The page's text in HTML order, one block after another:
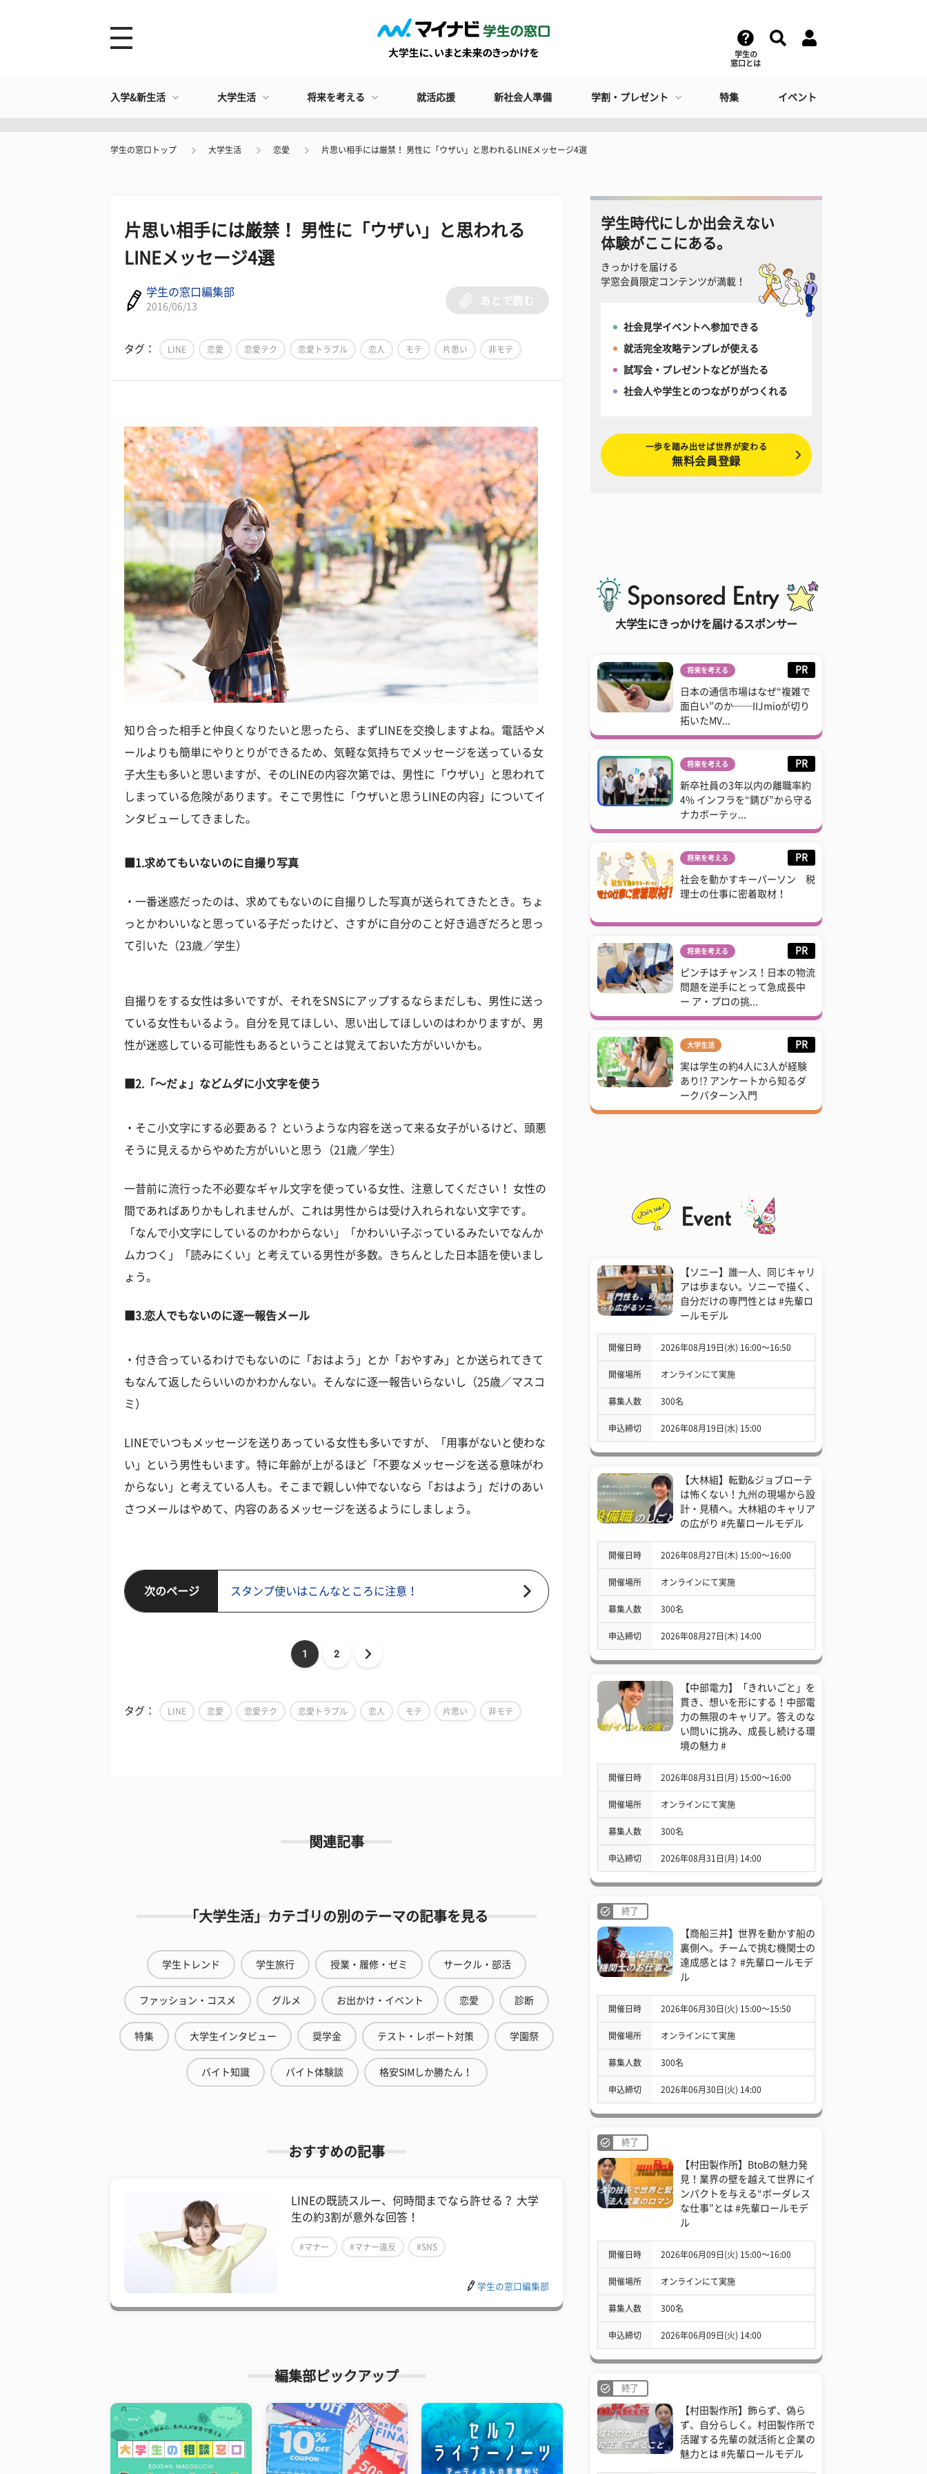
学生の
窓口とは
入学&新生活 大学生活 将来を考える 就活応援 新社会人準備 学割・プレゼント 特集 イベント
学生の窓口トップ 大学生活 恋愛 片思い相手には厳禁！ 男性に「ウザい」と思われるLINEメッセージ4選
片思い相手には厳禁！ 男性に「ウザい」と思われる
LINEメッセージ4選
学生の窓口編集部
2016/06/13
あとで読む
タグ： LINE 恋愛 恋愛テク 恋愛トラブル 恋人 モテ 片思い 非モテ
知り合った相手と仲良くなりたいと思ったら、まずLINEを交換しますよね。電話やメ
ールよりも簡単にやりとりができるため、気軽な気持ちでメッセージを送っている女
子大生も多いと思いますが、そのLINEの内容次第では、男性に「ウザい」と思われて
しまっている危険があります。そこで男性に「ウザいと思うLINEの内容」についてイ
ンタビューしてきました。
■1.求めてもいないのに自撮り写真
・一番迷惑だったのは、求めてもないのに自撮りした写真が送られてきたとき。ちょ
っとかわいいなと思っている子だったけど、さすがに自分のこと好き過ぎだろと思っ
て引いた（23歳／学生）
自撮りをする女性は多いですが、それをSNSにアップするならまだしも、男性に送っ
ている女性もいるよう。自分を見てほしい、思い出してほしいのはわかりますが、男
性が迷惑している可能性もあるということは覚えておいた方がいいかも。
■2.「〜だょ」などムダに小文字を使う
・そこ小文字にする必要ある？ というような内容を送って来る女子がいるけど、頭悪
そうに見えるからやめた方がいいと思う（21歳／学生）
一昔前に流行った不必要なギャル文字を使っている女性、注意してください！ 女性の
間であればありかもしれませんが、これは男性からは受け入れられない文字です。
「なんで小文字にしているのかわからない」「かわいい子ぶっているみたいでなんか
ムカつく」「読みにくい」と考えている男性が多数。きちんとした日本語を使いまし
ょう。
■3.恋人でもないのに逐一報告メール
・付き合っているわけでもないのに「おはよう」とか「おやすみ」とか送られてきて
もなんて返したらいいのかわかんない。そんなに逐一報告いらないし（25歳／マスコ
ミ）
LINEでいつもメッセージを送りあっている女性も多いですが、「用事がないと使わな
い」という男性もいます。特に年齢が上がるほど「不要なメッセージを送る意味がわ
からない」と考えている人も。そこまで親しい仲でないなら「おはよう」だけのあい
さつメールはやめて、内容のあるメッセージを送るようにしましょう。
次のページ スタンプ使いはこんなところに注意！
1 2
タグ： LINE 恋愛 恋愛テク 恋愛トラブル 恋人 モテ 片思い 非モテ
関連記事
「大学生活」カテゴリの別のテーマの記事を見る
学生トレンド 学生旅行 授業・履修・ゼミ サークル・部活
ファッション・コスメ グルメ お出かけ・イベント 恋愛 診断
特集 大学生インタビュー 奨学金 テスト・レポート対策 学園祭
バイト知識 バイト体験談 格安SIMしか勝たん！
おすすめの記事
LINEの既読スルー、何時間までなら許せる？ 大学
生の約3割が意外な回答！
#マナー #マナー違反 #SNS
学生の窓口編集部
編集部ピックアップ
学生時代にしか出会えない
体験がここにある。
きっかけを届ける
学窓会員限定コンテンツが満載！
社会見学イベントへ参加できる
就活完全攻略テンプレが使える
試写会・プレゼントなどが当たる
社会人や学生とのつながりがつくれる
一歩を踏み出せば世界が変わる
無料会員登録
大学生にきっかけを届けるスポンサー
将来を考える PR
日本の通信市場はなぜ“複雑で
面白い”のか──IIJmioが切り
拓いたMV...
将来を考える PR
新卒社員の3年以内の離職率約
4% インフラを“錆び”から守る
ナカボーテッ...
将来を考える PR
社会を動かすキーパーソン 税
理士の仕事に密着取材！
将来を考える PR
ピンチはチャンス！日本の物流
問題を逆手にとって急成長中
ー ア・プロの挑...
大学生活 PR
実は学生の約4人に3人が経験
あり!? アンケートから知るダ
ークパターン入門
【ソニー】誰一人、同じキャリ
アは歩まない。ソニーで描く、
自分だけの専門性とは #先輩ロ
ールモデル
開催日時 2026年08月19日(水) 16:00〜16:50
開催場所 オンラインにて実施
募集人数 300名
申込締切 2026年08月19日(水) 15:00
【大林組】転勤&ジョブローテ
は怖くない！九州の現場から設
計・見積へ。大林組のキャリア
の広がり #先輩ロールモデル
開催日時 2026年08月27日(木) 15:00〜16:00
開催場所 オンラインにて実施
募集人数 300名
申込締切 2026年08月27日(木) 14:00
【中部電力】「きれいごと」を
貫き、想いを形にする！中部電
力の無限のキャリア。答えのな
い問いに挑み、成長し続ける環
境の魅力 #
開催日時 2026年08月31日(月) 15:00〜16:00
開催場所 オンラインにて実施
募集人数 300名
申込締切 2026年08月31日(月) 14:00
終了
【商船三井】世界を動かす船の
裏側へ。チームで挑む機関士の
達成感とは？ #先輩ロールモデ
ル
開催日時 2026年06月30日(火) 15:00〜15:50
開催場所 オンラインにて実施
募集人数 300名
申込締切 2026年06月30日(火) 14:00
終了
【村田製作所】BtoBの魅力発
見！業界の壁を越えて世界にイ
ンパクトを与える“ボーダレス
な仕事”とは #先輩ロールモデ
ル
開催日時 2026年06月09日(火) 15:00〜16:00
開催場所 オンラインにて実施
募集人数 300名
申込締切 2026年06月09日(火) 14:00
終了
【村田製作所】飾らず、偽ら
ず、自分らしく。村田製作所で
活躍する先輩の就活術と企業の
魅力とは #先輩ロールモデル